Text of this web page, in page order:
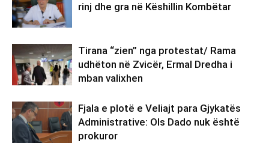
rinj dhe gra në Këshillin Kombëtar
Tirana “zien” nga protestat/ Rama
udhëton në Zvicër, Ermal Dredha i
mban valixhen
Fjala e plotë e Veliajt para Gjykatës
Administrative: Ols Dado nuk është
prokuror